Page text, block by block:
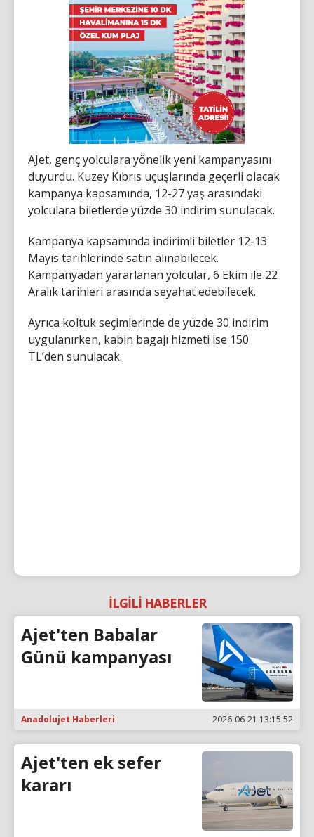
AJet, genç yolculara yönelik yeni kampanyasını
duyurdu. Kuzey Kıbrıs uçuşlarında geçerli olacak
kampanya kapsamında, 12-27 yaş arasındaki
yolculara biletlerde yüzde 30 indirim sunulacak.
Kampanya kapsamında indirimli biletler 12-13
Mayıs tarihlerinde satın alınabilecek.
Kampanyadan yararlanan yolcular, 6 Ekim ile 22
Aralık tarihleri arasında seyahat edebilecek.
Ayrıca koltuk seçimlerinde de yüzde 30 indirim
uygulanırken, kabin bagajı hizmeti ise 150
TL’den sunulacak.
İLGİLİ HABERLER
Ajet'ten Babalar
Günü kampanyası
Anadolujet Haberleri 2026-06-21 13:15:52
Ajet'ten ek sefer
kararı